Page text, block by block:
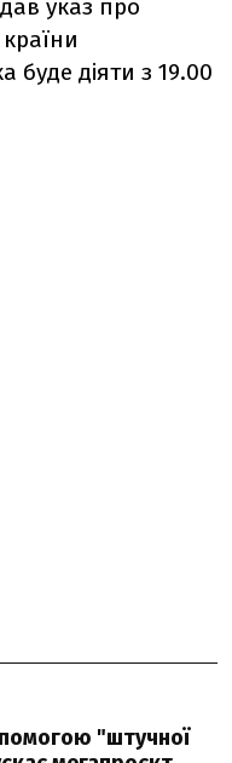
указ про
буде діяти з 19.00
"штучної